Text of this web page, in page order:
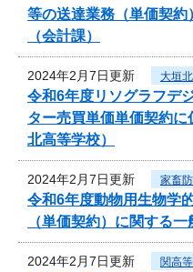
等の送達業務（単価契
（会計課）
2024年2月7日更新 大垣
令和6年度リソグラフデ
ター売買単価単価契約
北高等学校）
2024年2月7日更新 家畜
令和6年度動物用生物学
（単価契約）に関する
2024年2月7日更新 関高